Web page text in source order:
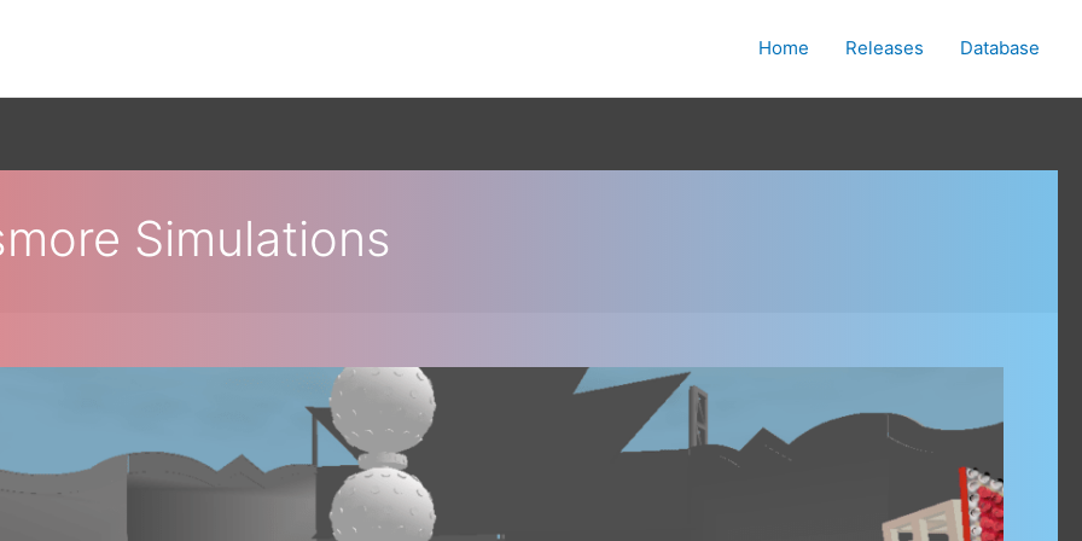
Home Releases Database
Simulations